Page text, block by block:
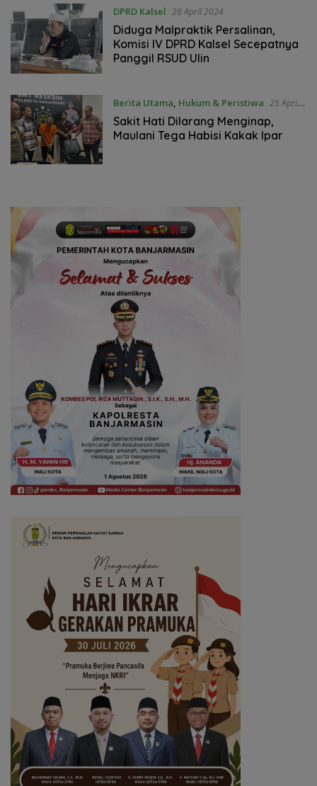
DPRD Kalsel 26 April 2024
Diduga Malpraktik Persalinan,
Komisi IV DPRD Kalsel Secepatnya
Panggil RSUD Ulin
Berita Utama, Hukum & Peristiwa 25 April
2024
Sakit Hati Dilarang Menginap,
Maulani Tega Habisi Kakak Ipar